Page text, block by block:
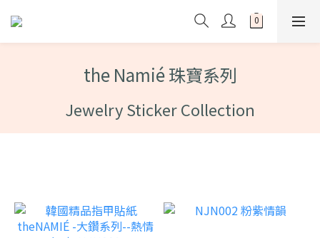
the Namié 珠寶系列
Jewelry Sticker Collection